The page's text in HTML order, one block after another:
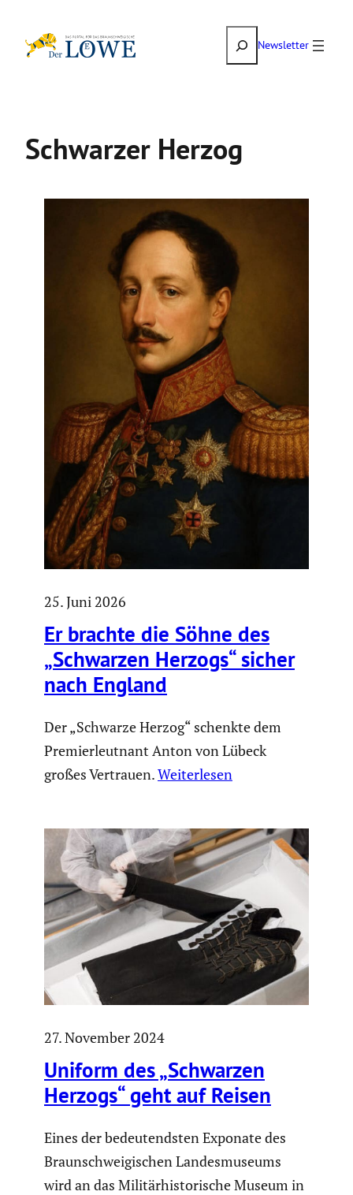
Inhalt
SuchenNewsletter
Schwarzer Herzog
25. Juni 2026
Er brachte die Söhne des
„Schwarzen Herzogs“ sicher
nach England
Der „Schwarze Herzog“ schenkte dem
Premierleutnant Anton von Lübeck
großes Vertrauen.Weiterlesen
27. November 2024
Uniform des „Schwarzen
Herzogs“ geht auf Reisen
Eines der bedeutendsten Exponate des
Braunschweigischen Landesmuseums
wird an das Militärhistorische Museum in